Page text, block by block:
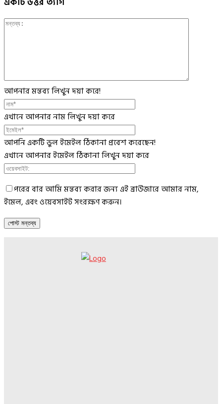
আপনার মন্তব্য লিখুন দয়া করে!
এখানে আপনার নাম লিখুন দয়া করে
আপনি একটি ভুল ইমেইল ঠিকানা প্রবেশ করেছেন!
এখানে আপনার ইমেইল ঠিকানা লিখুন দয়া করে
পরের বার আমি মন্তব্য করার জন্য এই ব্রাউজারে আমার নাম,
ইমেল, এবং ওয়েবসাইট সংরক্ষণ করুন।